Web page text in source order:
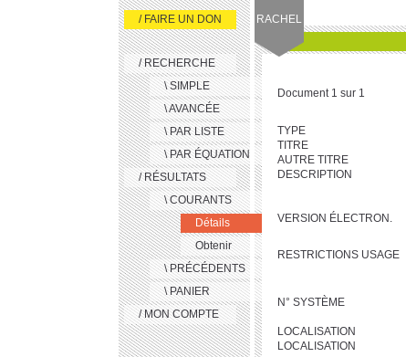
RACHEL
/ FAIRE UN DON
/ RECHERCHE
\ SIMPLE
\ AVANCÉE
\ PAR LISTE
\ PAR ÉQUATION
/ RÉSULTATS
\ COURANTS
Détails
Obtenir
\ PRÉCÉDENTS
\ PANIER
/ MON COMPTE
Document 1 sur 1
TYPE
TITRE
AUTRE TITRE
DESCRIPTION
VERSION ÉLECTRON.
RESTRICTIONS USAGE
N° SYSTÈME
LOCALISATION
LOCALISATION